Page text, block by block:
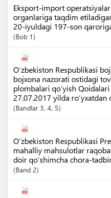
Eksport-import
organlariga taqdim
20-iyuldagi 197-son
Bob 1
O‘zbekiston Respublikasi
bojxona nazorati ostidagi
plombalari qo‘yish
27.07.2017 yilda ro‘yxatdan
Bandlar 3, 4, 5
O‘zbekiston Respublikasi
mahalliy mahsulotlar
doir qo‘shimcha chora-
Band 2